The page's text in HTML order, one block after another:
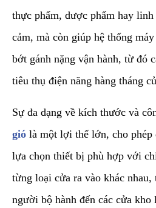
thực phẩm, dược phẩm hay
cảm, mà còn giúp hệ thống
bớt gánh nặng vận hành, từ đó
tiêu thụ điện năng hàng tháng
​Sự đa dạng về kích thước và
gió là một lợi thế lớn, cho phép
lựa chọn thiết bị phù hợp với
từng loại cửa ra vào khác
người bộ hành đến các cửa kho